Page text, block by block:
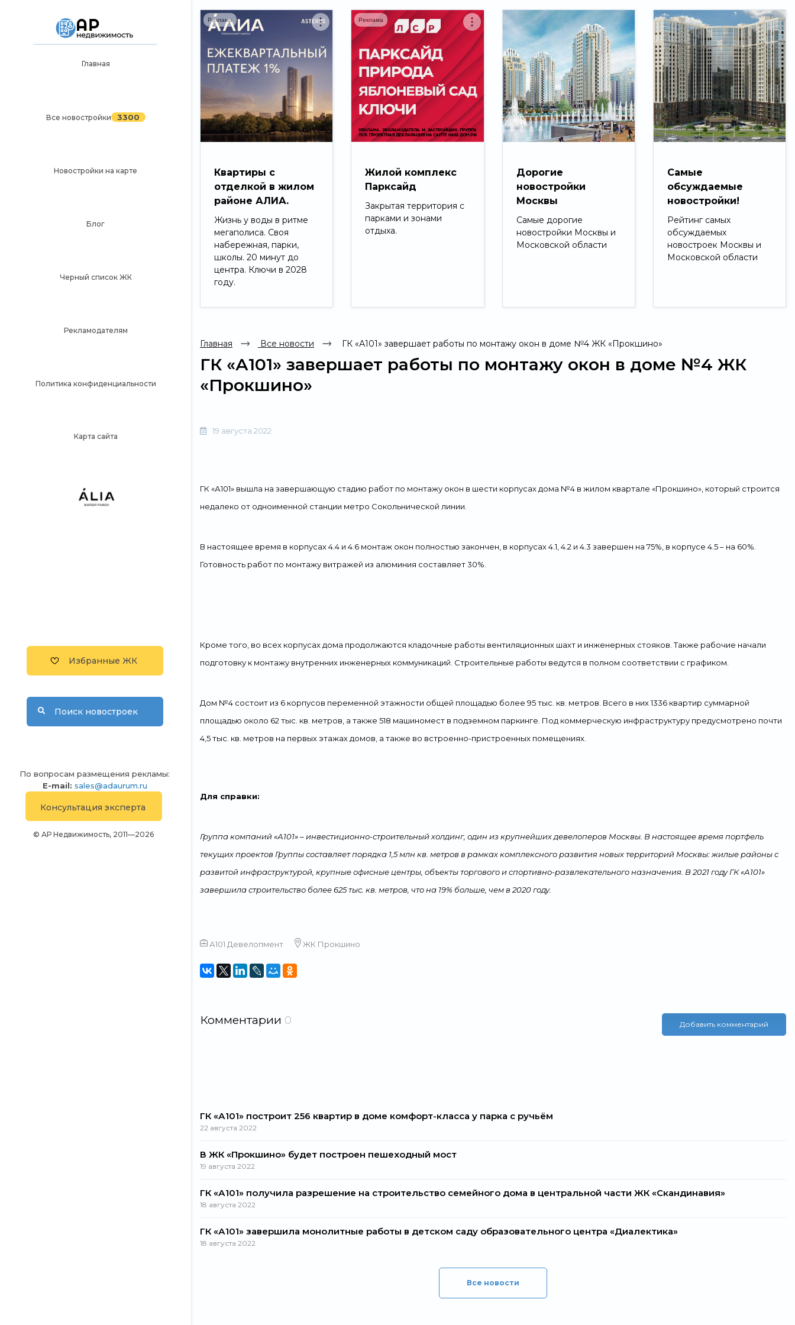
Главная
Все новостройки 3300
Новостройки на карте
Блог
Черный список ЖК
Рекламодателям
Политика конфиденциальности
Карта сайта
Избранные ЖК
Поиск новостроек
По вопросам размещения рекламы:
E-mail: sales@adaurum.ru
Консультация эксперта
© АР Недвижимость, 2011—2026
Новостройки на карте
Черный список ЖК
Квартиры с
отделкой в жилом
районе АЛИА.
Жизнь у воды в ритме
мегаполиса. Своя
набережная, парки,
школы. 20 минут до
центра. Ключи в 2028
году.
Реклама
Жилой комплекс
Парксайд
Закрытая территория с
парками и зонами
отдыха.
Реклама
Дорогие
новостройки
Москвы
Самые дорогие
новостройки Москвы и
Московской области
Самые
обсуждаемые
новостройки!
Рейтинг самых
обсуждаемых
новостроек Москвы и
Московской области
Главная Все новости ГК «А101» завершает работы по монтажу окон в доме №4 ЖК «Прокшино»
ГК «А101» завершает работы по монтажу окон в доме №4 ЖК
«Прокшино»
19 августа 2022
ГК «А101» вышла на завершающую стадию работ по монтажу окон в шести корпусах дома №4 в жилом квартале «Прокшино», который строится
недалеко от одноименной станции метро Сокольнической линии.
В настоящее время в корпусах 4.4 и 4.6 монтаж окон полностью закончен, в корпусах 4.1, 4.2 и 4.3 завершен на 75%, в корпусе 4.5 – на 60%.
Готовность работ по монтажу витражей из алюминия составляет 30%.
Кроме того, во всех корпусах дома продолжаются кладочные работы вентиляционных шахт и инженерных стояков. Также рабочие начали
подготовку к монтажу внутренних инженерных коммуникаций. Строительные работы ведутся в полном соответствии с графиком.
Дом №4 состоит из 6 корпусов переменной этажности общей площадью более 95 тыс. кв. метров. Всего в них 1336 квартир суммарной
площадью около 62 тыс. кв. метров, а также 518 машиномест в подземном паркинге. Под коммерческую инфраструктуру предусмотрено почти
4,5 тыс. кв. метров на первых этажах домов, а также во встроенно-пристроенных помещениях.
Для справки:
Группа компаний «А101» – инвестиционно-строительный холдинг, один из крупнейших девелоперов Москвы. В настоящее время портфель
текущих проектов Группы составляет порядка 1,5 млн кв. метров в рамках комплексного развития новых территорий Москвы: жилые районы с
развитой инфраструктурой, крупные офисные центры, объекты торгового и спортивно-развлекательного назначения. В 2021 году ГК «А101»
завершила строительство более 625 тыс. кв. метров, что на 19% больше, чем в 2020 году.
А101 Девелопмент ЖК Прокшино
Комментарии 0 Добавить комментарий
ГК «А101» построит 256 квартир в доме комфорт-класса у парка с ручьём
22 августа 2022
В ЖК «Прокшино» будет построен пешеходный мост
19 августа 2022
ГК «А101» получила разрешение на строительство семейного дома в центральной части ЖК «Скандинавия»
18 августа 2022
ГК «А101» завершила монолитные работы в детском саду образовательного центра «Диалектика»
18 августа 2022
Все новости